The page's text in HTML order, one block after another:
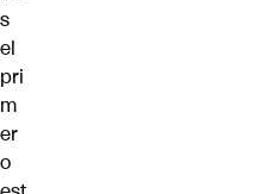
s
el
pri
m
er
o